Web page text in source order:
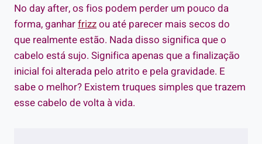
No day after, os fios podem perder um pouco da
forma, ganharfrizzou até parecer mais secos do
que realmente estão. Nada disso significa que o
cabelo está sujo. Significa apenas que a finalização
inicial foi alterada pelo atrito e pela gravidade. E
sabe o melhor? Existem truques simples que trazem
esse cabelo de volta à vida.